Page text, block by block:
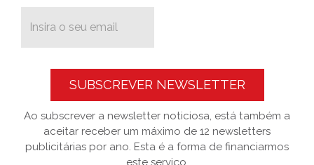
SUBSCREVER NEWSLETTER
Ao subscrever a newsletter noticiosa, está também a
aceitar receber um máximo de 12 newsletters
publicitárias por ano. Esta é a forma de financiarmos
este serviço.